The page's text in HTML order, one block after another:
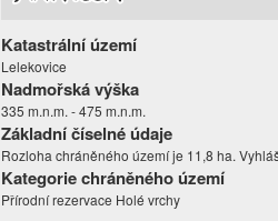
Katastrální území
Lelekovice
Nadmořská výška
335 m.n.m. - 475 m.n.m.
Základní číselné údaje
Rozloha chráněného území je 11,8 ha.
Kategorie chráněného území
Přírodní rezervace Holé vrchy